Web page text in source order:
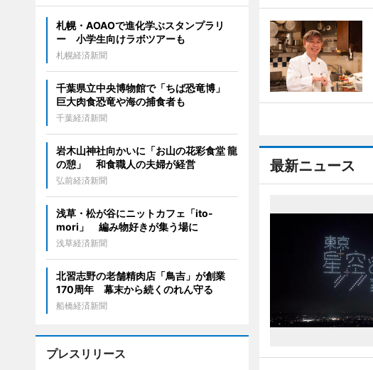
最新ニュース
札幌・AOAOで進化学ぶスタンプラリ
ー 小学生向けラボツアーも
札幌経済新聞
千葉県立中央博物館で「ちば恐竜博」
巨大肉食恐竜や海の捕食者も
千葉経済新聞
岩木山神社向かいに「お山の花彩食堂 龍
の憩」 和食職人の夫婦が経営
弘前経済新聞
浅草・松が谷にニットカフェ「ito-
mori」 編み物好きが集う場に
浅草経済新聞
北習志野の老舗精肉店「鳥吉」が創業
170周年 幕末から続くのれん守る
船橋経済新聞
プレスリリース